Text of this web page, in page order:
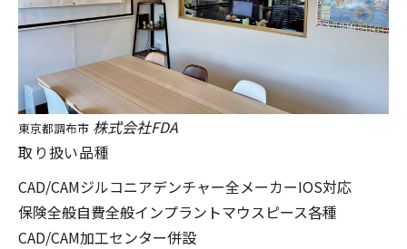
東京都調布市 株式会社FDA
取り扱い品種
CAD/CAMジルコニアデンチャー全メーカーIOS対応
保険全般自費全般インプラントマウスピース各種
CAD/CAM加工センター併設